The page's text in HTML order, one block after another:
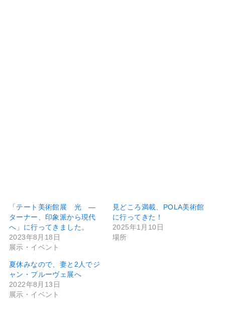
「テート美術館展 光 ―
ターナー、印象派から現代
へ」に行ってきました。
2023年8月18日
展示・イベント
見どころ満載、POLA美術館
に行ってきた！
2025年1月10日
場所
夏休みなので、妻と2人でジ
ャン・プルーヴェ展へ
2022年8月13日
展示・イベント